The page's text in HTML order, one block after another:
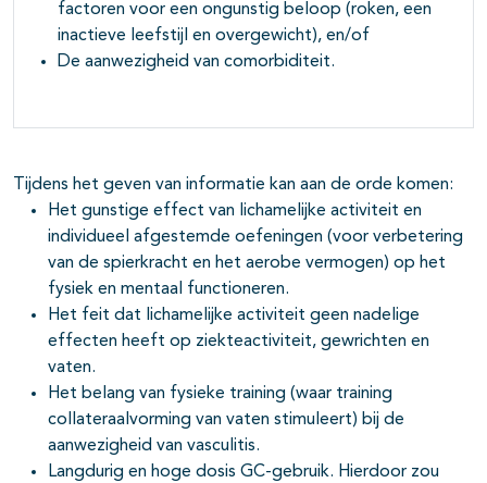
factoren voor een ongunstig beloop (roken, een
inactieve leefstijl en overgewicht), en/of
De aanwezigheid van comorbiditeit.
Tijdens het geven van informatie kan aan de orde komen:
Het gunstige effect van lichamelijke activiteit en
individueel afgestemde oefeningen (voor verbetering
van de spierkracht en het aerobe vermogen) op het
fysiek en mentaal functioneren.
Het feit dat lichamelijke activiteit geen nadelige
effecten heeft op ziekteactiviteit, gewrichten en
vaten.
Het belang van fysieke training (waar training
collateraalvorming van vaten stimuleert) bij de
aanwezigheid van vasculitis.
Langdurig en hoge dosis GC-gebruik. Hierdoor zou